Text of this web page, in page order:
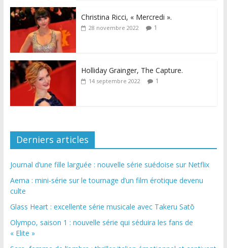
Christina Ricci, « Mercredi ».
28 novembre 2022 1
Holliday Grainger, The Capture.
14 septembre 2022 1
Derniers articles
Journal d’une fille larguée : nouvelle série suédoise sur Netflix
Aema : mini-série sur le tournage d’un film érotique devenu
culte
Glass Heart : excellente série musicale avec Takeru Satō
Olympo, saison 1 : nouvelle série qui séduira les fans de
« Elite »